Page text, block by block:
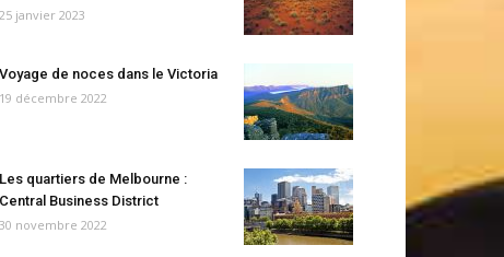
25 janvier 2023
Voyage de noces dans le Victoria
19 décembre 2022
Les quartiers de Melbourne :
Central Business District
30 novembre 2022